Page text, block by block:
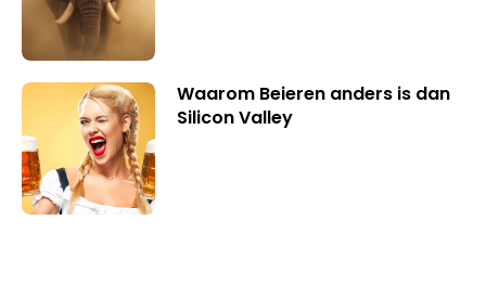
Waarom Beieren anders is dan
Silicon Valley